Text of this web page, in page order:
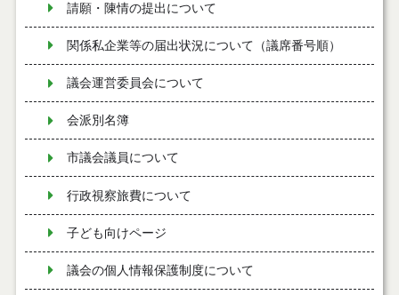
請願・陳情の提出について
関係私企業等の届出状況について（議席番号順）
議会運営委員会について
会派別名簿
市議会議員について
行政視察旅費について
子ども向けページ
議会の個人情報保護制度について